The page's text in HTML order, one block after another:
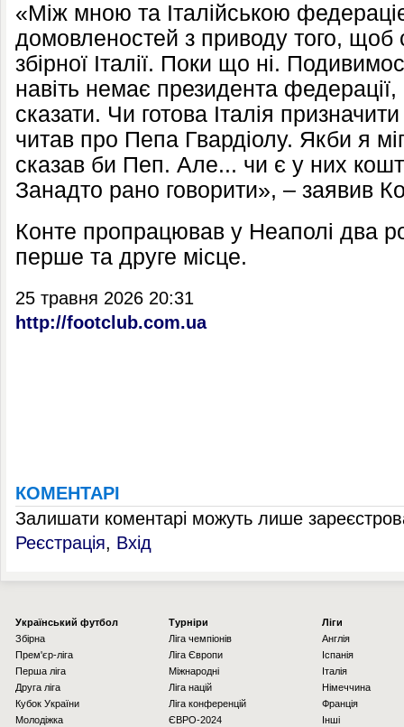
«Між мною та Італійською
домовленостей з приводу того, щоб
збірної Італії. Поки що ні.
навіть немає президента
сказати. Чи готова Італія
читав про Пепа Гвардіолу. Якби я
сказав би Пеп. Але... чи є у них
Занадто рано говорити», – заявив
Конте пропрацював у Неаполі два
перше та друге місце.
25 травня 2026 20:31
http://footclub.com.ua
КОМЕНТАРІ
Залишати коментарі можуть лише
Реєстрація, Вхід
Українcький футбол
Збірна
Прем'єр-ліга
Перша ліга
Друга ліга
Кубок України
Молодіжка
Турніри
Ліга чемпіонів
Ліга Європи
Міжнародні
Ліга націй
Ліга конференцій
ЄВРО-2024
Ліги
Англія
Іспанія
Італія
Німеччина
Франція
Інші